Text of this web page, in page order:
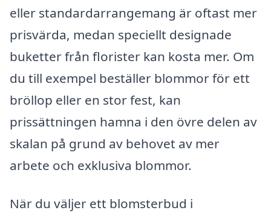
eller standardarrangemang är oftast mer
prisvärda, medan speciellt designade
buketter från florister kan kosta mer. Om
du till exempel beställer blommor för ett
bröllop eller en stor fest, kan
prissättningen hamna i den övre delen av
skalan på grund av behovet av mer
arbete och exklusiva blommor.
När du väljer ett blomsterbud i